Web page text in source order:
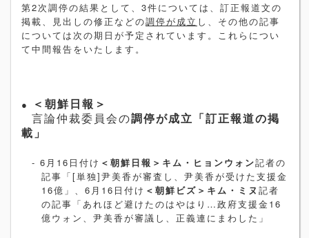
第2次調停の結果として、 3件については、訂正報道文の
掲載、見出しの修正などの調停が成立 し、その他の記事
については次の期日が予定されています。これらについ
て中間報告をいたします。
●
＜朝鮮日報＞
言論仲裁委員会の調停が成立「訂正報道の掲
載」
- 6 月 16 日付け ＜朝鮮日報＞キム・ヒョンウォン記者の
記事「[単独]尹美香が審査し、尹美香が受けた支援金
16億」、6 月 16 日付け ＜朝鮮ビズ＞キム・ミヌ記者
の記事「あれほど避けたのはやはり…政府支援金16
億ウォン、尹美香が審議し、正義連にまわした」